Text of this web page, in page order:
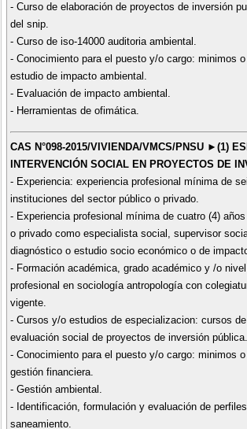
- Curso de elaboración de proyectos de inversión
del snip.
- Curso de iso-14000 auditoria ambiental.
- Conocimiento para el puesto y/o cargo: minimos
estudio de impacto ambiental.
- Evaluación de impacto ambiental.
- Herramientas de ofimática.
CAS N°098-2015/VIVIENDA/VMCS/PNSU ►(1)
INTERVENCIÓN SOCIAL EN PROYECTOS DE
- Experiencia: experiencia profesional mínima de
instituciones del sector público o privado.
- Experiencia profesional mínima de cuatro (4)
o privado como especialista social, supervisor
diagnóstico o estudio socio económico o de
- Formación académica, grado académico y /o
profesional en sociología antropología con
vigente.
- Cursos y/o estudios de especializacion: cursos
evaluación social de proyectos de inversión pública.
- Conocimiento para el puesto y/o cargo: minimos
gestión financiera.
- Gestión ambiental.
- Identificación, formulación y evaluación de
saneamiento.